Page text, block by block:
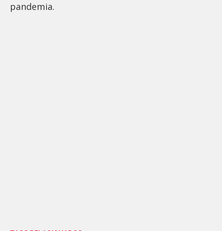
pandemia.